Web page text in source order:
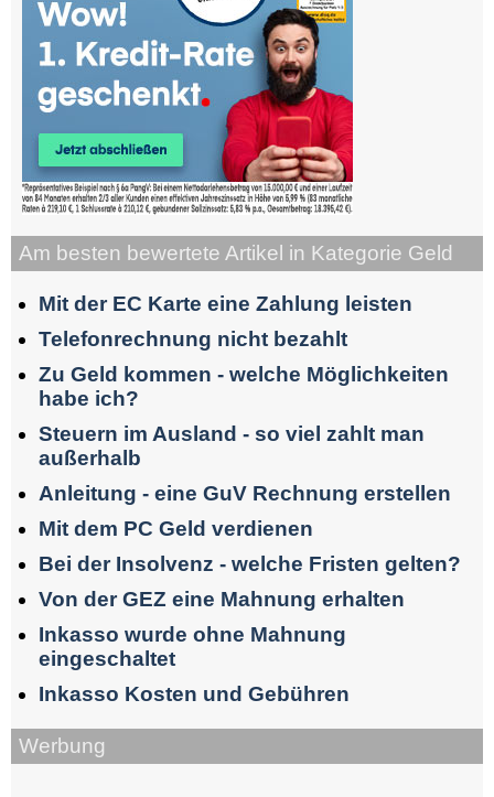
Am besten bewertete Artikel in Kategorie Geld
Mit der EC Karte eine Zahlung leisten
Telefonrechnung nicht bezahlt
Zu Geld kommen - welche Möglichkeiten
habe ich?
Steuern im Ausland - so viel zahlt man
außerhalb
Anleitung - eine GuV Rechnung erstellen
Mit dem PC Geld verdienen
Bei der Insolvenz - welche Fristen gelten?
Von der GEZ eine Mahnung erhalten
Inkasso wurde ohne Mahnung
eingeschaltet
Inkasso Kosten und Gebühren
Werbung